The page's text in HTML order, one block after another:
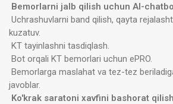
Bemorlarni jalb qilish uchun AI-
Uchrashuvlarni band qilish, qayta
kuzatuv.
KT tayinlashni tasdiqlash.
Bot orqali KT bemorlari uchun ePRO.
Bemorlarga maslahat va tez-tez
javoblar.
Ko'krak saratoni xavfini bashorat